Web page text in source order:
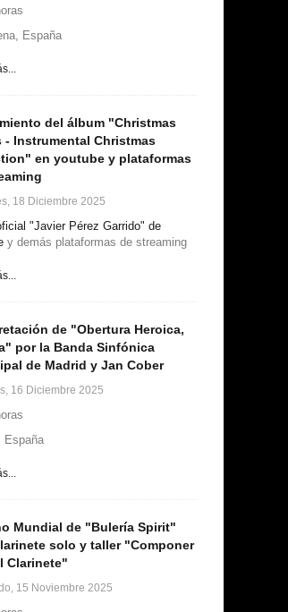
España
del álbum "Christmas
- Instrumental Christmas
en youtube y plataformas
18 Diciembre 2025
"Javier Pérez Garrido" de
y demás plataformas de streaming
de "Obertura Heroica,
por la Banda Sinfónica
de Madrid y Jan Cober
16 Diciembre 2025
España
Mundial de "Bulería Spirit"
solo y taller "Componer
Clarinete"
15 Noviembre 2025